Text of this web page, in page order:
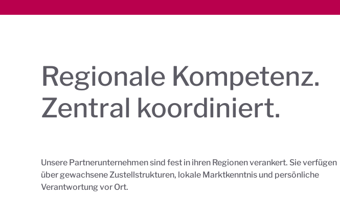
Regionale Kompetenz.
Zentral koordiniert.
Unsere Partnerunternehmen sind fest in ihren Regionen verankert. Sie verfügen
über gewachsene Zustellstrukturen, lokale Marktkenntnis und persönliche
Verantwortung vor Ort.